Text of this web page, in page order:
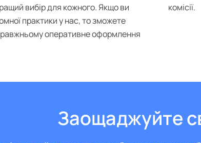
вибір для кожного. Якщо ви
практики у нас, то зможете
оперативне оформлення
комісії.
Заощаджуйте